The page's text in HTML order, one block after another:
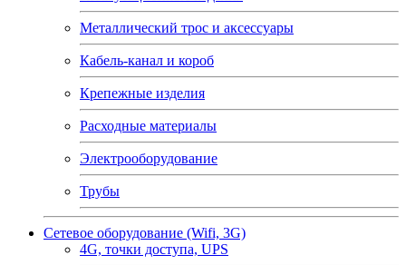
Металлический трос и аксессуары
Кабель-канал и короб
Крепежные изделия
Расходные материалы
Электрооборудование
Трубы
Сетевое оборудование (Wifi, 3G)
4G, точки доступа, UPS